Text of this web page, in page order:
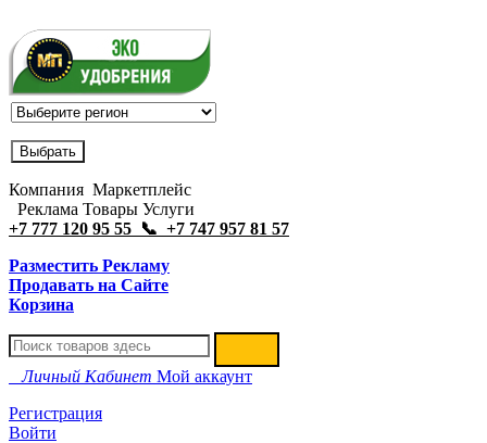
Компания Маркетплейс
Реклама Товары Услуги
+7 777 120 95 55 📞 +7 747 957 81 57
Разместить Рекламу
Продавать на Сайте
Корзина
Личный Кабинет Мой аккаунт
Регистрация
Войти